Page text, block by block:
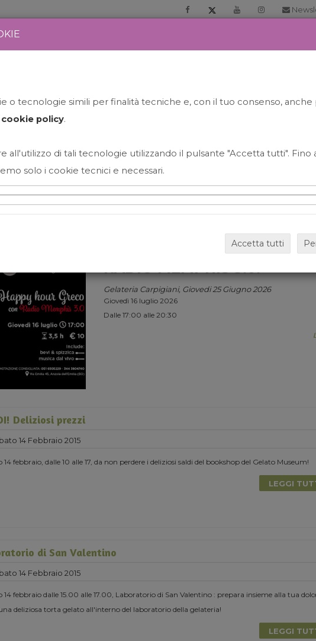
HAPPY HOUR GRECO CON
RADIO MEMPHIS 3.0.
Gelateria Carpigiani, Giovedi 25 Giugno 2026
Giovedì 16 luglio 2026
Dalle 17:00 alle 20:30
Deliziosi prezzi
14 Febbraio 2015
14 febbraio, dalle 10 alle 17, da non perdere i deliziosi saldi del bookshop del Gelato Museum!
LEGGI
di San Valentino
14 Febbraio 2015
14 febbraio dalle 15.00 alle 17.00, Laboratorio di San Valentino : prepara insieme alla tua
deliziosa torta gelato all'interno del laboratorio della gelateria!
LEGGI
o tecnologie simili per finalità tecniche e, con il tuo consenso,
cookie policy.
all'utilizzo di tali tecnologie utilizzando il pulsante "Accetta tutti". Fino
solo i cookie tecnici e necessari.
Accetta tutti